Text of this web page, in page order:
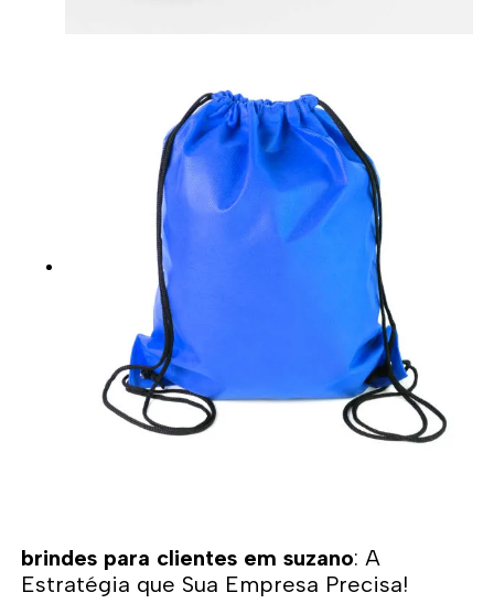
brindes para clientes em suzano: A
Estratégia que Sua Empresa Precisa!